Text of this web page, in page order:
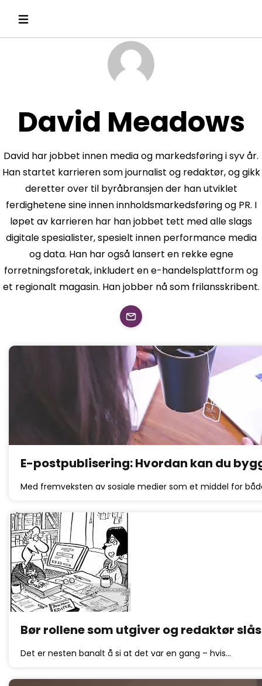
David Meadows
David har jobbet innen media og markedsføring i syv år.
Han startet karrieren som journalist og redaktør, og gikk
deretter over til byråbransjen der han utviklet
ferdighetene sine innen innholdsmarkedsføring og PR. I
løpet av karrieren har han jobbet tett med alle slags
digitale spesialister, spesielt innen performance media
og data. Han har også lansert en rekke egne
forretningsforetak, inkludert en e-handelsplattform og
et regionalt magasin. Han jobber nå som frilansskribent.
E-postpublisering: Hvordan kan du
Med fremveksten av sosiale medier som et middel for
Bør rollene som utgiver og redaktør
Det er nesten banalt å si at det var en gang – hvis…